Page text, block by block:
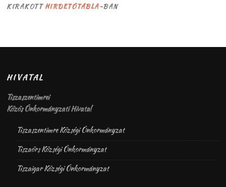
KIRAKOTT HIRDETŐTÁBLA-BAN
HIVATAL
Tiszaszentimrei
Közös Önkormányzati Hivatal
Tiszaszentimre Községi Önkormányzat
Tiszaörs Községi Önkormányzat
Tiszaigar Községi Önkormányzat